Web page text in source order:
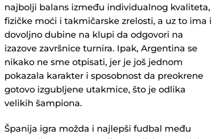
najbolji balans između individualnog kvaliteta,
fizičke moći i takmičarske zrelosti, a uz to ima i
dovoljno dubine na klupi da odgovori na
izazove završnice turnira. Ipak, Argentina se
nikako ne sme otpisati, jer je još jednom
pokazala karakter i sposobnost da preokrene
gotovo izgubljene utakmice, što je odlika
velikih šampiona.
Španija igra možda i najlepši fudbal među